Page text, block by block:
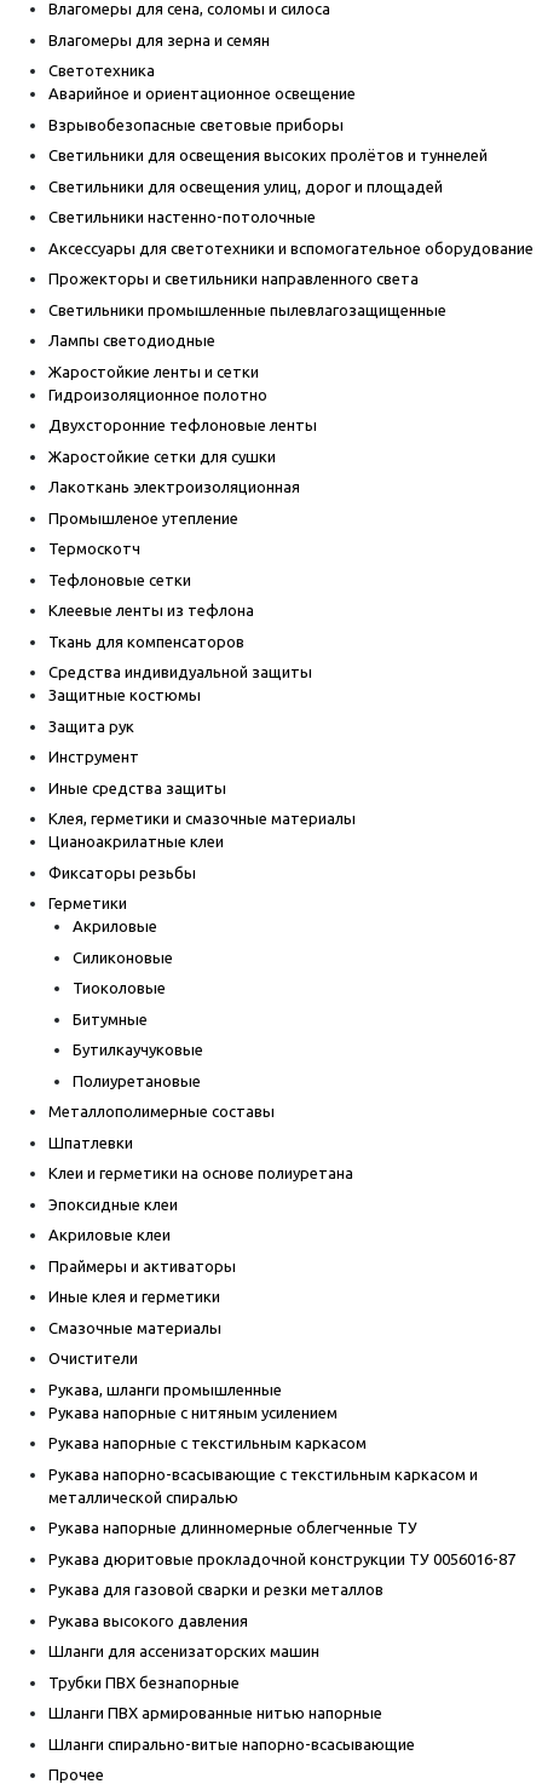
Влагомеры для сена, соломы и силоса
Влагомеры для зерна и семян
Светотехника
Аварийное и ориентационное освещение
Взрывобезопасные световые приборы
Светильники для освещения высоких пролётов и туннелей
Светильники для освещения улиц, дорог и площадей
Светильники настенно-потолочные
Аксессуары для светотехники и вспомогательное оборудование
Прожекторы и светильники направленного света
Светильники промышленные пылевлагозащищенные
Лампы светодиодные
Жаростойкие ленты и сетки
Гидроизоляционное полотно
Двухсторонние тефлоновые ленты
Жаростойкие сетки для сушки
Лакоткань электроизоляционная
Промышленое утепление
Термоскотч
Тефлоновые сетки
Клеевые ленты из тефлона
Ткань для компенсаторов
Средства индивидуальной защиты
Защитные костюмы
Защита рук
Инструмент
Иные средства защиты
Клея, герметики и смазочные материалы
Цианоакрилатные клеи
Фиксаторы резьбы
Герметики
Акриловые
Силиконовые
Тиоколовые
Битумные
Бутилкаучуковые
Полиуретановые
Металлополимерные составы
Шпатлевки
Клеи и герметики на основе полиуретана
Эпоксидные клеи
Акриловые клеи
Праймеры и активаторы
Иные клея и герметики
Смазочные материалы
Очистители
Рукава, шланги промышленные
Рукава напорные с нитяным усилением
Рукава напорные с текстильным каркасом
Рукава напорно-всасывающие с текстильным каркасом и
металлической спиралью
Рукава напорные длинномерные облегченные ТУ
Рукава дюритовые прокладочной конструкции ТУ 0056016-87
Рукава для газовой сварки и резки металлов
Рукава высокого давления
Шланги для ассенизаторских машин
Трубки ПВХ безнапорные
Шланги ПВХ армированные нитью напорные
Шланги спирально-витые напорно-всасывающие
Прочее